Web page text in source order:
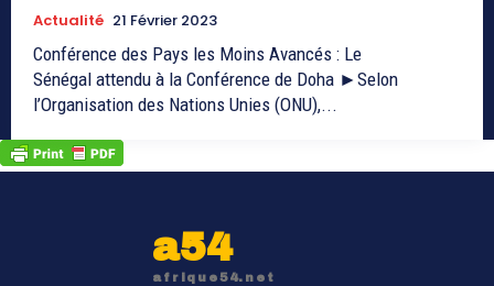
Actualité 21 Février 2023
Conférence des Pays les Moins Avancés : Le
Sénégal attendu à la Conférence de Doha ►Selon
l’Organisation des Nations Unies (ONU),...
a54
afrique54.net